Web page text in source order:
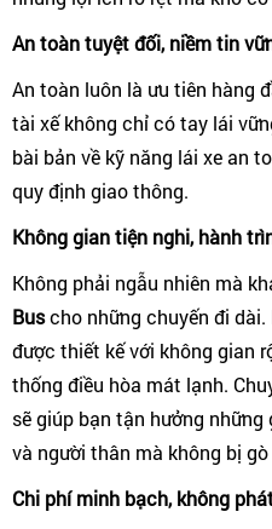
An toàn tuyệt đối, niềm tin
An toàn luôn là ưu tiên hàng
tài xế không chỉ có tay lái
bài bản về kỹ năng lái xe an
quy định giao thông.
Không gian tiện nghi, hành
Không phải ngẫu nhiên mà
Buscho những chuyến đi
được thiết kế với không gian
thống điều hòa mát lạnh.
sẽ giúp bạn tận hưởng
và người thân mà không bị
Chi phí minh bạch, không